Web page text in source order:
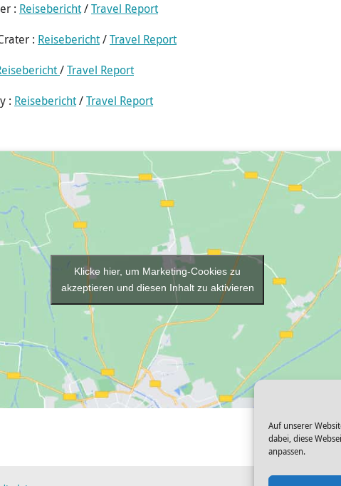
Auf unserer
dabei, diese
anpassen.
: Reisebericht/Travel Report
: Reisebericht/Travel Report
/Travel Report
: Reisebericht/Travel Report
Klicke hier, um Marketing-Cookies zu
akzeptieren und diesen Inhalt zu aktivieren